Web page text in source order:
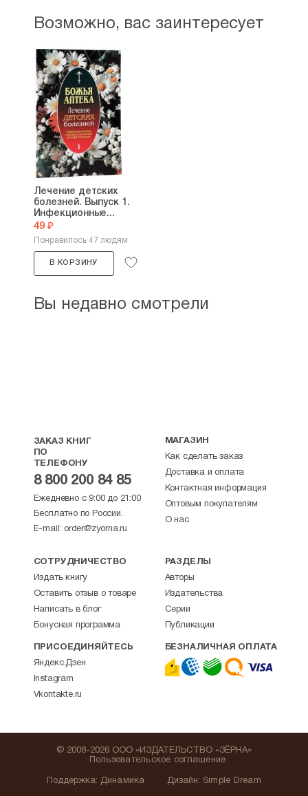
Возможно, вас заинтересует
Лечение детских
болезней. Выпуск 1.
Инфекционные...
49 ₽
Понравилось 47 людям
В КОРЗИНУ
Вы недавно смотрели
ЗАКАЗ КНИГ
ПО
ТЕЛЕФОНУ
8 800 200 84 85
Ежедневно с 9:00 до 21:00
Бесплатно по России.
E-mail: order@zyorna.ru
МАГАЗИН
Как сделать заказ
Доставка и оплата
Контактная информация
Оптовым покупателям
О нас
СОТРУДНИЧЕСТВО
Издать книгу
Оставить отзыв о товаре
Написать в блог
Бонусная программа
РАЗДЕЛЫ
Авторы
Издательства
Серии
Публикации
ПРИСОЕДИНЯЙТЕСЬ
Яндекс.Дзен
Instagram
Vkontakte.ru
БЕЗНАЛИЧНАЯ ОПЛАТА
Поддержка: Динамика
© 2008-2026 ООО «ИЗДАТЕЛЬСТВО «ЗЁРНА»
Пользовательское соглашение
Дизайн: Simple Dream